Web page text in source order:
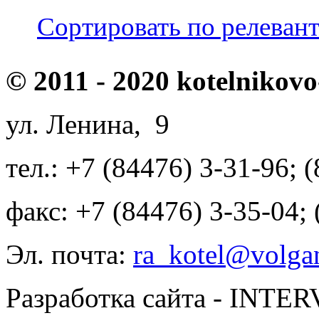
Сортировать по
© 2011 - 2020
ул. Ленина, 9
тел.: +7 (84476) 3-31-96;
факс: +7 (84476) 3-35-04;
Эл. почта:
Разработка сайта -